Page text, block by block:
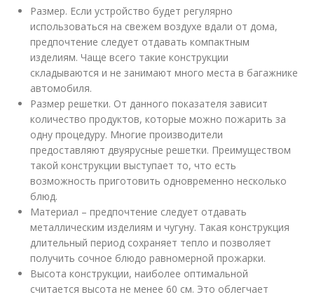
Размер. Если устройство будет регулярно
использоваться на свежем воздухе вдали от дома,
предпочтение следует отдавать компактным
изделиям. Чаще всего такие конструкции
складываются и не занимают много места в багажнике
автомобиля.
Размер решетки. От данного показателя зависит
количество продуктов, которые можно пожарить за
одну процедуру. Многие производители
предоставляют двуярусные решетки. Преимуществом
такой конструкции выступает то, что есть
возможность приготовить одновременно несколько
блюд.
Материал – предпочтение следует отдавать
металлическим изделиям и чугуну. Такая конструкция
длительный период сохраняет тепло и позволяет
получить сочное блюдо равномерной прожарки.
Высота конструкции, наиболее оптимальной
считается высота не менее 60 см. Это облегчает